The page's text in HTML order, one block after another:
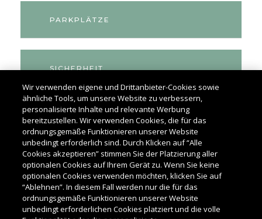
PARKPLÄTZE
SICHERHEIT
RAUCHEN
STORNIERUNG
Falls sie mehr Fragen haben,kontaktieren Sie uns hier.
Wir verwenden eigene und Drittanbieter-Cookies sowie
ähnliche Tools, um unsere Website zu verbessern,
personalisierte Inhalte und relevante Werbung
bereitzustellen. Wir verwenden Cookies, die für das
ordnungsgemäße Funktionieren unserer Website
unbedingt erforderlich sind. Durch Klicken auf “Alle
Cookies akzeptieren” stimmen Sie der Platzierung aller
optionalen Cookies auf Ihrem Gerät zu. Wenn Sie keine
optionalen Cookies verwenden möchten, klicken Sie auf
“Ablehnen”. In diesem Fall werden nur die für das
ordnungsgemäße Funktionieren unserer Website
unbedingt erforderlichen Cookies platziert und die volle